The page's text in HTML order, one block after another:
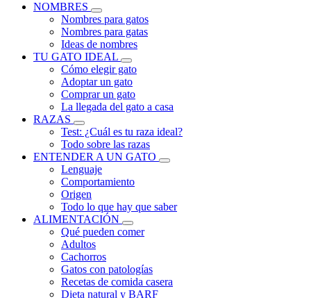
NOMBRES
Nombres para gatos
Nombres para gatas
Ideas de nombres
TU GATO IDEAL
Cómo elegir gato
Adoptar un gato
Comprar un gato
La llegada del gato a casa
RAZAS
Test: ¿Cuál es tu raza ideal?
Todo sobre las razas
ENTENDER A UN GATO
Lenguaje
Comportamiento
Origen
Todo lo que hay que saber
ALIMENTACIÓN
Qué pueden comer
Adultos
Cachorros
Gatos con patologías
Recetas de comida casera
Dieta natural y BARF